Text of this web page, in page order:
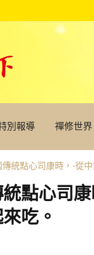
別報導 禪修世界
傳統點心司康時，-從
點心司
吃。